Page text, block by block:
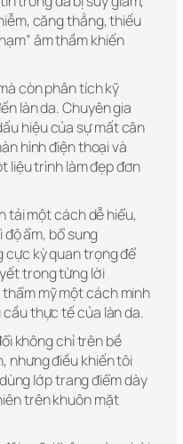
căng thẳng, thiếu
âm thầm khiến
còn phân tích kỹ
làn da. Chuyên gia
hiệu của sự mất cân
hình điện thoại và
liệu trình làm đẹp đơn
tải một cách dễ hiểu,
ẩm, bổ sung
cực kỳ quan trọng để
trong từng lời
mỹ một cách minh
thực tế của làn da.
không chỉ trên bề
nhưng điều khiến tôi
lớp trang điểm dày
trên khuôn mặt